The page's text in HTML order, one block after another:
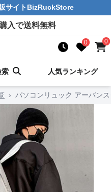
サイト BizRuckStore
入で送料無料
0 0
索 人気ランキング
› パソコンリュック アーバン